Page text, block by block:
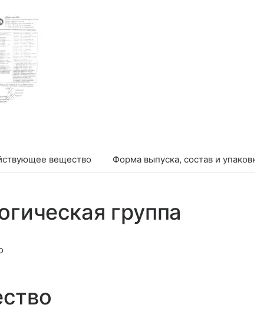
вещество Форма выпуска, состав и упаковка
группа